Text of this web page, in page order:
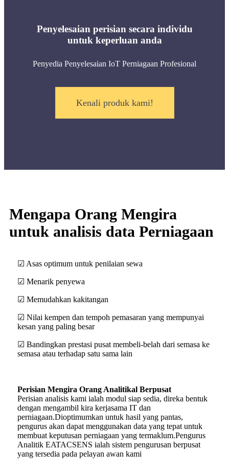
Penyelesaian perisian secara individu
untuk keperluan anda
Penyedia Penyelesaian IoT Perniagaan Profesional
Kenali produk kami!
Mengapa Orang Mengira
untuk analisis data Perniagaan
☑ Asas optimum untuk penilaian sewa
☑ Menarik penyewa
☑ Memudahkan kakitangan
☑ Nilai kempen dan tempoh pemasaran yang mempunyai
kesan yang paling besar
☑ Bandingkan prestasi pusat membeli-belah dari semasa ke
semasa atau terhadap satu sama lain
Perisian Mengira Orang Analitikal Berpusat
Perisian analisis kami ialah modul siap sedia, direka bentuk
dengan mengambil kira kerjasama IT dan
perniagaan.Dioptimumkan untuk hasil yang pantas,
pengurus akan dapat menggunakan data yang tepat untuk
membuat keputusan perniagaan yang termaklum.Pengurus
Analitik EATACSENS ialah sistem pengurusan berpusat
yang tersedia pada pelayan awan kami